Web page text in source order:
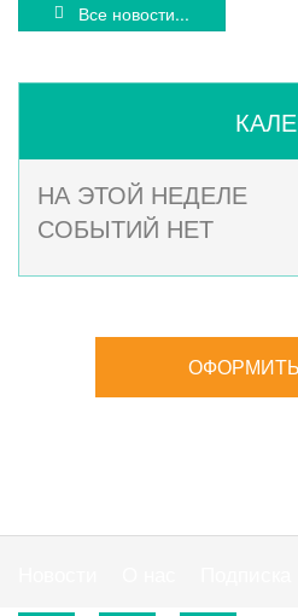
Все новости...
НА ЭТОЙ НЕДЕЛЕ
СОБЫТИЙ НЕТ